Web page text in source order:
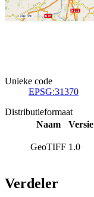
Unieke code
EPSG:31370
Distributieformaat
Naam
Versie
GeoTIFF 1.0
Verdeler